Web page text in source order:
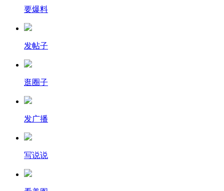
要爆料
发帖子
逛圈子
发广播
写说说